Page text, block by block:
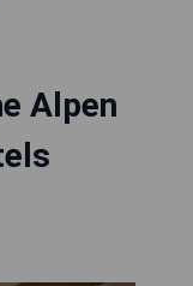
Alpen